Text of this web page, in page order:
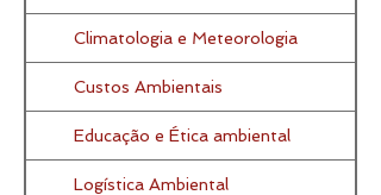
Climatologia e Meteorologia
Custos Ambientais
Educação e Ética ambiental
Logística Ambiental